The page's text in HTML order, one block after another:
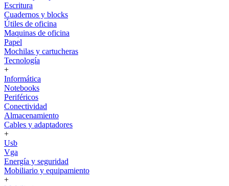
Escritura
Cuadernos y blocks
Útiles de oficina
Maquinas de oficina
Papel
Mochilas y cartucheras
Tecnología
+
Informática
Notebooks
Periféricos
Conectividad
Almacenamiento
Cables y adaptadores
+
Usb
Vga
Energía y seguridad
Mobiliario y equipamiento
+